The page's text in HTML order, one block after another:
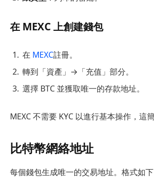
在 MEXC 上創建錢包
在 MEXC註冊。
轉到「資產」→「充值」部分。
選擇 BTC 並獲取唯一的存款地址。
MEXC 不需要 KYC 以進行基本操作，這
比特幣網絡地址
每個錢包生成唯一的交易地址。格式如下